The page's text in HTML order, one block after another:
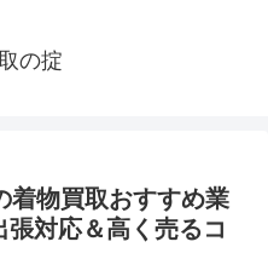
の掟
着物買取おすすめ業
対応＆高く売るコ